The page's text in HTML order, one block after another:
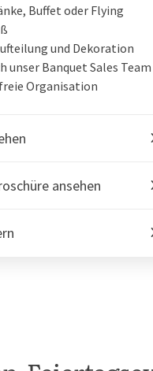
Buffet oder Flying
und Dekoration
unser Banquet Sales Team
Organisation
ansehen